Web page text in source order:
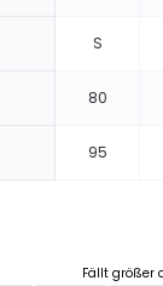
S
80
95
Fällt größer